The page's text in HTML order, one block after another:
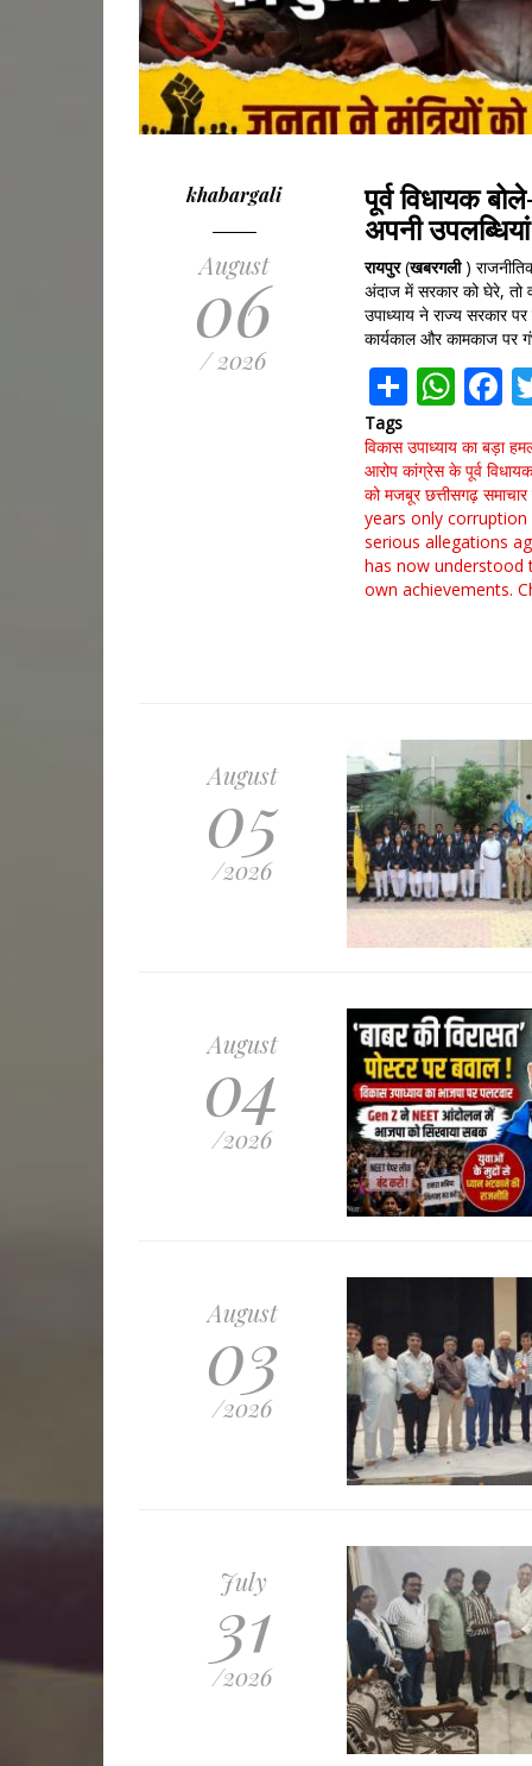
khabargali
August
06
/ 2026
पूर्व विधायक
अपनी
रायपुर(खबरगली)
अंदाज में सरकार को घेरे, तो
उपाध्याय ने राज्य सरकार
कार्यकाल और कामकाज पर
Share
Tags
विकास उपाध्याय का बड़ा
आरोप कांग्रेस के पूर्व
को मजबूर छत्तीसगढ़ समाचार
years only
serious allegations
has now understood
own achievements.
August
05
/2026
August
04
/2026
August
03
/2026
July
31
/2026